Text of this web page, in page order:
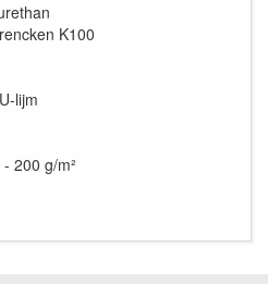
K100
lijm
g/m²